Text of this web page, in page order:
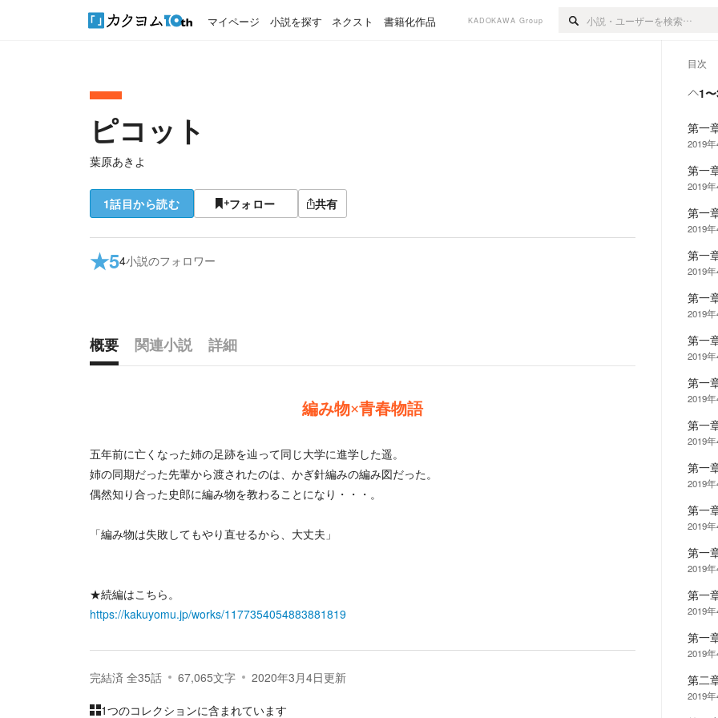
マイページ 小説を探す ネクスト 書籍化作品 KADOKAWA Group
ピコット
葉原あきよ
1話目から読む フォロー 共有
★54小説のフォロワー
概要 関連小説
詳細
編み物×青春物語
五年前に亡くなった姉の足跡を辿って同じ大学に進学した遥。
姉の同期だった先輩から渡されたのは、かぎ針編みの編み図だった。
偶然知り合った史郎に編み物を教わることになり・・・。
「編み物は失敗してもやり直せるから、大丈夫」
★続編はこちら。
https://kakuyomu.jp/works/1177354054883881819
完結済 全35話 67,065文字 2020年3月4日更新
1つのコレクションに含まれています
目次
1
第一
2019
第一
2019
第一
2019
第一
2019
第一
2019
第一
2019
第一
2019
第一
2019
第一
2019
第一
2019
第一
2019
第一
2019
第一
2019
第二
2019